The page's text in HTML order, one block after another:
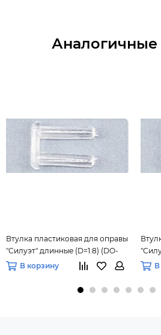
Аналогичные
Втулка пластиковая для оправы
"Силуэт" длинные (D=1.8) (DO-
116), 100 шт.
В корзину
112),В